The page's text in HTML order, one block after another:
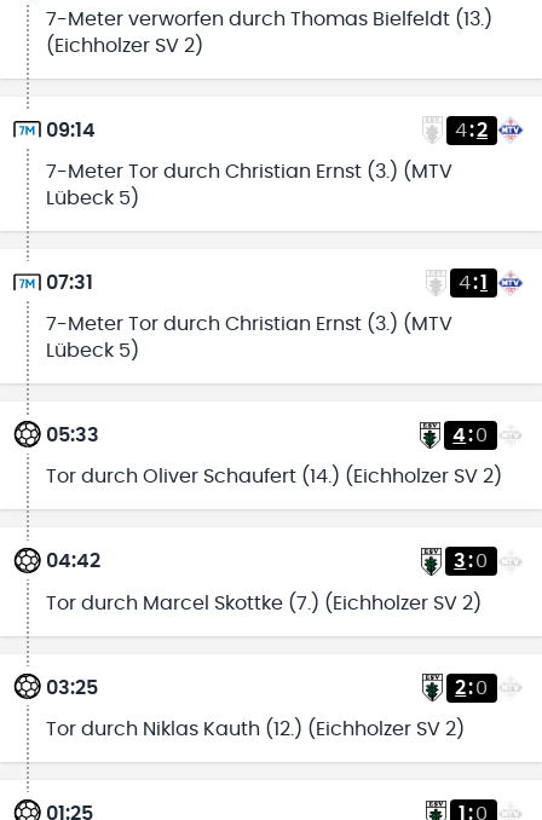
7-Meter verworfen durch Thomas Bielfeldt (13.)
(Eichholzer SV 2)
09:14 4:2
7-Meter Tor durch Christian Ernst (3.) (MTV
Lübeck 5)
07:31 4:1
7-Meter Tor durch Christian Ernst (3.) (MTV
Lübeck 5)
05:33 4:0
Tor durch Oliver Schaufert (14.) (Eichholzer SV 2)
04:42 3:0
Tor durch Marcel Skottke (7.) (Eichholzer SV 2)
03:25 2:0
Tor durch Niklas Kauth (12.) (Eichholzer SV 2)
01:25 1 :0